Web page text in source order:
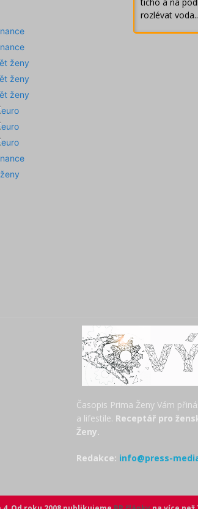
rozlévat
Časopis Prima Ženy Vám
a lifestile. Receptář pro
Ženy.
Redakce: info@press-